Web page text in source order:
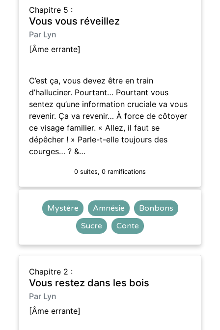
Chapitre 5 :
Vous vous réveillez
Par Lyn
[Âme errante]
C’est ça, vous devez être en train
d’halluciner. Pourtant… Pourtant vous
sentez qu’une information cruciale va vous
revenir. Ça va revenir… À force de côtoyer
ce visage familier. « Allez, il faut se
dépêcher ! » Parle-t-elle toujours des
courges… ? &…
0 suites, 0 ramifications
Mystère Amnésie
Bonbons
Sucre
Conte
Chapitre 2 :
Vous restez dans les bois
Par Lyn
[Âme errante]